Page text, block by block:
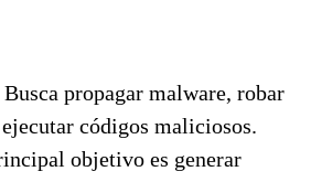
Busca propagar malware, robar
códigos maliciosos.
objetivo es generar